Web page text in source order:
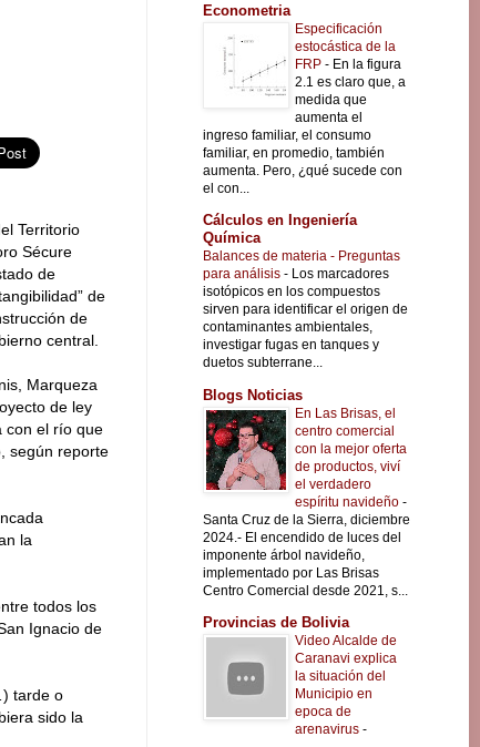
Territorio
Sécure
de
de
de
central.
Marqueza
de ley
con el río que
según reporte
la
todos los
Ignacio de
tarde o
sido la
Econometria
Especificación
estocástica de la
FRP - En la figura
2.1 es claro que, a
medida que
aumenta el
ingreso familiar, el consumo
familiar, en promedio, también
aumenta. Pero, ¿qué sucede con
el con...
Cálculos en Ingeniería
Química
Balances de materia - Preguntas
para análisis - Los marcadores
isotópicos en los compuestos
sirven para identificar el origen de
contaminantes ambientales,
investigar fugas en tanques y
duetos subterrane...
Blogs Noticias
En Las Brisas, el
centro comercial
con la mejor oferta
de productos, viví
el verdadero
espíritu navideño -
Santa Cruz de la Sierra, diciembre
2024.- El encendido de luces del
imponente árbol navideño,
implementado por Las Brisas
Centro Comercial desde 2021, s...
Provincias de Bolivia
Video Alcalde de
Caranavi explica
la situación del
Municipio en
epoca de
arenavirus -